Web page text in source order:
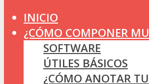
INICIO
¿CÓMO COMPONER
SOFTWARE
ÚTILES BÁSICOS
¿CÓMO ANOTAR